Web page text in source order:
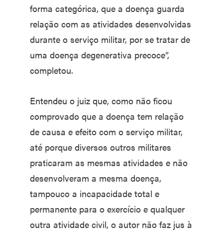
forma categórica, que a doença guarda
relação com as atividades desenvolvidas
durante o serviço militar, por se tratar de
uma doença degenerativa precoce”,
completou.
Entendeu o juiz que, como não ficou
comprovado que a doença tem relação
de causa e efeito com o serviço militar,
até porque diversos outros militares
praticaram as mesmas atividades e não
desenvolveram a mesma doença,
tampouco a incapacidade total e
permanente para o exercício e qualquer
outra atividade civil, o autor não faz jus à